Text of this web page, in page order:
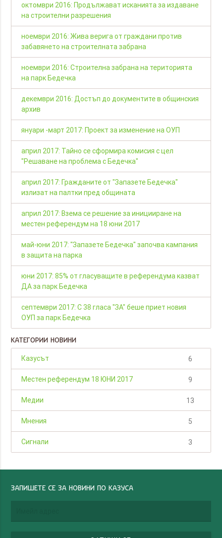
октомври 2016: Продължават исканията за издаване
на строителни разрешения
ноември 2016: Жива верига от граждани против
забавянето на строителната забрана
ноември 2016: Строителна забрана на територията
на парк Бедечка
декември 2016: Достъп до документите в общинския
архив
януари -март 2017: Проект за изменение на ОУП
април 2017: Тайно се сформира комисия с цел
"Решаване на проблема с Бедечка"
април 2017: Гражданите от "Запазете Бедечка"
излизат на палтки пред общината
април 2017: Взема се решение за иницииране на
местен референдум на 18 юни 2017
май-юни 2017: "Запазете Бедечка" започва кампания
в защита на парка
юни 2017: 85% от гласуващите в референдума казват
ДА за парк Бедечка
септември 2017: С 38 гласа "ЗА" беше приет новия
ОУП за парк Бедечка
КАТЕГОРИИ НОВИНИ
Казусът 6
Местен референдум 18 ЮНИ 2017 9
Медии 13
Мнения 5
Сигнали 3
ЗАПИШЕТЕ СЕ ЗА НОВИНИ ПО КАЗУСА